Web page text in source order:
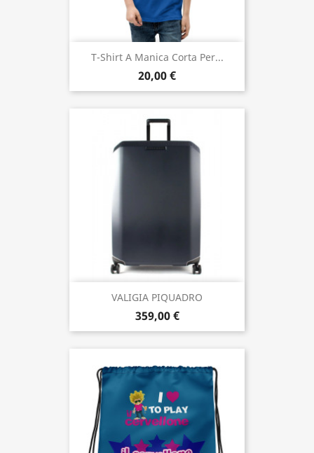
T-Shirt A Manica Corta Per...
20,00 €
VALIGIA PIQUADRO
359,00 €